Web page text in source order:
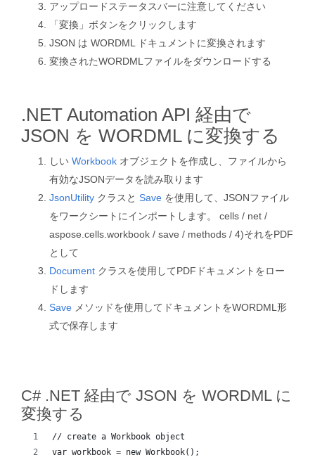
アップロードステータスバーに注意してください
「変換」ボタンをクリックします
JSON は WORDML ドキュメントに変換されます
変換されたWORDMLファイルをダウンロードする
.NET Automation API 経由で
JSON を WORDML に変換する
しい Workbook オブジェクトを作成し、ファイルから
有効なJSONデータを読み取ります
JsonUtility クラスと Save を使用して、JSONファイル
をワークシートにインポートします。 cells / net /
aspose.cells.workbook / save / methods / 4)それをPDF
として
Document クラスを使用してPDFドキュメントをロー
ドします
Save メソッドを使用してドキュメントをWORDML形
式で保存します
C# .NET 経由で JSON を WORDML に
変換する
// create a Workbook object
var workbook = new Workbook();